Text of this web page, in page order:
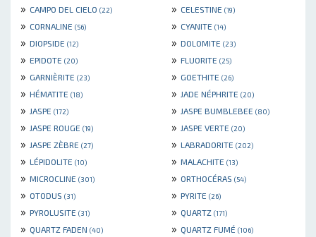
» CAMPO DEL CIELO (22) » CELESTINE (19)
» CORNALINE (56) » CYANITE (14)
» DIOPSIDE (12) » DOLOMITE (23)
» EPIDOTE (20) » FLUORITE (25)
» GARNIÈRITE (23) » GOETHITE (26)
» HÉMATITE (18) » JADE NÉPHRITE (20)
» JASPE (172) » JASPE BUMBLEBEE (80)
» JASPE ROUGE (19) » JASPE VERTE (20)
» JASPE ZÈBRE (27) » LABRADORITE (202)
» LÉPIDOLITE (10) » MALACHITE (13)
» MICROCLINE (301) » ORTHOCÉRAS (54)
» OTODUS (31) » PYRITE (26)
» PYROLUSITE (31) » QUARTZ (171)
» QUARTZ FADEN (40) » QUARTZ FUMÉ (106)